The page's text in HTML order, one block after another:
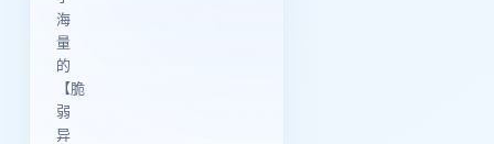
海
量
的
【脆
弱
异